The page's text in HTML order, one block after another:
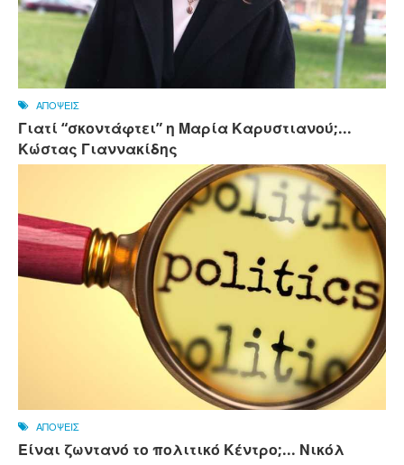
ΑΠΟΨΕΙΣ
Γιατί “σκοντάφτει” η Μαρία Καρυστιανού;...
Κώστας Γιαννακίδης
ΑΠΟΨΕΙΣ
Είναι ζωντανό το πολιτικό Κέντρο;... Νικόλ